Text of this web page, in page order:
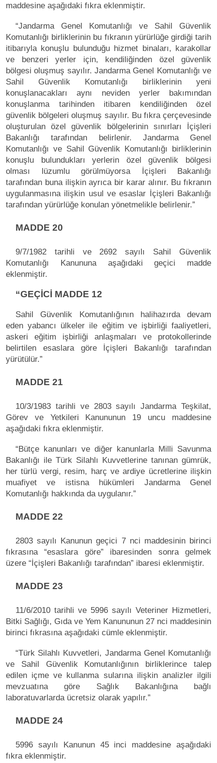
maddesine aşağıdaki fıkra eklenmiştir.
“Jandarma Genel Komutanlığı ve Sahil Güvenlik
Komutanlığı birliklerinin bu fıkranın yürürlüğe girdiği tarih
itibarıyla konuşlu bulunduğu hizmet binaları, karakollar
ve benzeri yerler için, kendiliğinden özel güvenlik
bölgesi oluşmuş sayılır. Jandarma Genel Komutanlığı ve
Sahil Güvenlik Komutanlığı birliklerinin yeni
konuşlanacakları aynı neviden yerler bakımından
konuşlanma tarihinden itibaren kendiliğinden özel
güvenlik bölgeleri oluşmuş sayılır. Bu fıkra çerçevesinde
oluşturulan özel güvenlik bölgelerinin sınırları İçişleri
Bakanlığı tarafından belirlenir. Jandarma Genel
Komutanlığı ve Sahil Güvenlik Komutanlığı birliklerinin
konuşlu bulundukları yerlerin özel güvenlik bölgesi
olması lüzumlu görülmüyorsa İçişleri Bakanlığı
tarafından buna ilişkin ayrıca bir karar alınır. Bu fıkranın
uygulanmasına ilişkin usul ve esaslar İçişleri Bakanlığı
tarafından yürürlüğe konulan yönetmelikle belirlenir.”
MADDE 20
9/7/1982 tarihli ve 2692 sayılı Sahil Güvenlik
Komutanlığı Kanununa aşağıdaki geçici madde
eklenmiştir.
“GEÇİCİ MADDE 12
Sahil Güvenlik Komutanlığının halihazırda devam
eden yabancı ülkeler ile eğitim ve işbirliği faaliyetleri,
askeri eğitim işbirliği anlaşmaları ve protokollerinde
belirtilen esaslara göre İçişleri Bakanlığı tarafından
yürütülür.”
MADDE 21
10/3/1983 tarihli ve 2803 sayılı Jandarma Teşkilat,
Görev ve Yetkileri Kanununun 19 uncu maddesine
aşağıdaki fıkra eklenmiştir.
“Bütçe kanunları ve diğer kanunlarla Milli Savunma
Bakanlığı ile Türk Silahlı Kuvvetlerine tanınan gümrük,
her türlü vergi, resim, harç ve ardiye ücretlerine ilişkin
muafiyet ve istisna hükümleri Jandarma Genel
Komutanlığı hakkında da uygulanır.”
MADDE 22
2803 sayılı Kanunun geçici 7 nci maddesinin birinci
fıkrasına “esaslara göre” ibaresinden sonra gelmek
üzere “İçişleri Bakanlığı tarafından” ibaresi eklenmiştir.
MADDE 23
11/6/2010 tarihli ve 5996 sayılı Veteriner Hizmetleri,
Bitki Sağlığı, Gıda ve Yem Kanununun 27 nci maddesinin
birinci fıkrasına aşağıdaki cümle eklenmiştir.
“Türk Silahlı Kuvvetleri, Jandarma Genel Komutanlığı
ve Sahil Güvenlik Komutanlığının birliklerince talep
edilen içme ve kullanma sularına ilişkin analizler ilgili
mevzuatına göre Sağlık Bakanlığına bağlı
laboratuvarlarda ücretsiz olarak yapılır.”
MADDE 24
5996 sayılı Kanunun 45 inci maddesine aşağıdaki
fıkra eklenmiştir.